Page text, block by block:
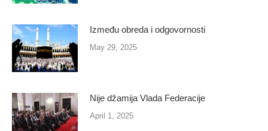
Između obreda i odgovornosti
May 29, 2025
Nije džamija Vlada Federacije
April 1, 2025